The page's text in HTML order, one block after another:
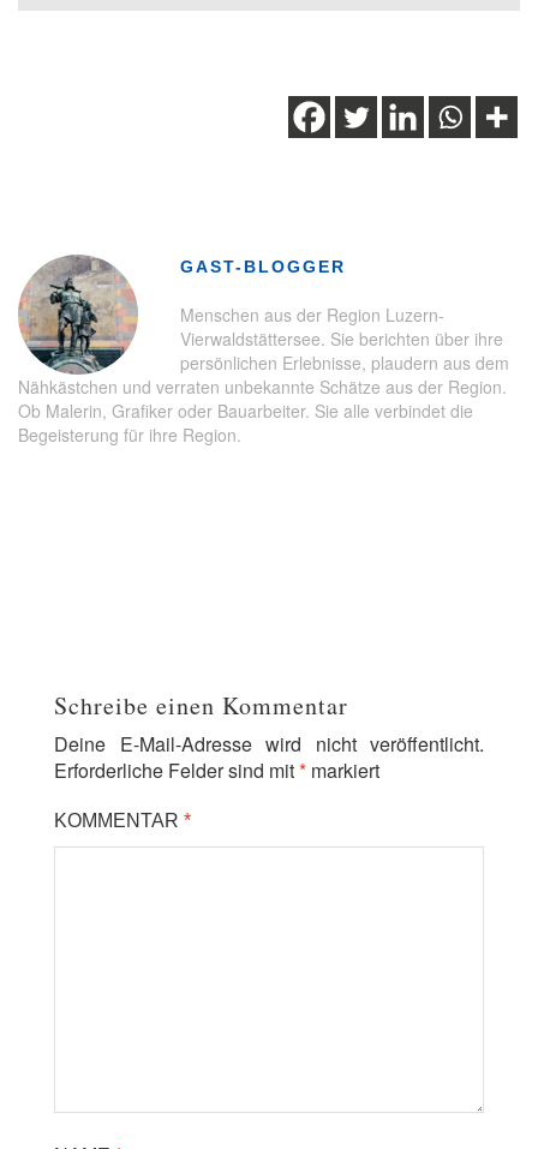
GAST-BLOGGER
Menschen aus der Region Luzern-
Vierwaldstättersee. Sie berichten über ihre
persönlichen Erlebnisse, plaudern aus dem
Nähkästchen und verraten unbekannte Schätze aus der Region.
Ob Malerin, Grafiker oder Bauarbeiter. Sie alle verbindet die
Begeisterung für ihre Region.
Schreibe einen Kommentar
Deine E-Mail-Adresse wird nicht veröffentlicht.
Erforderliche Felder sind mit* markiert
KOMMENTAR *